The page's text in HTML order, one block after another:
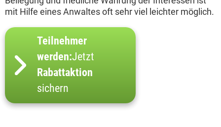
mit Hilfe eines Anwaltes oft sehr viel leichter möglich.
Teilnehmer
werden:Jetzt
Rabattaktion
sichern